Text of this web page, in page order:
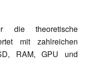
die theoretische
mit zahlreichen
RAM, GPU und